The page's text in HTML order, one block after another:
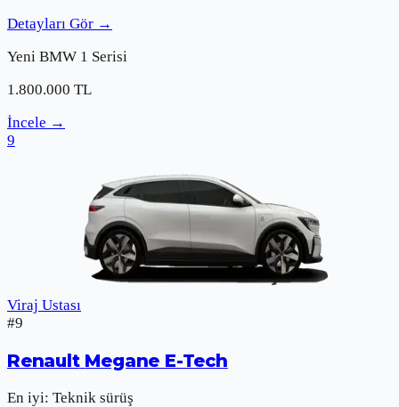
Detayları Gör →
Yeni BMW 1 Serisi
1.800.000 TL
İncele →
9
Viraj Ustası
#9
Renault Megane E-Tech
En iyi: Teknik sürüş